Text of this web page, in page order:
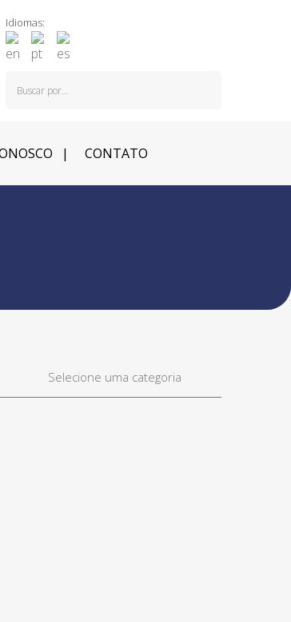
Idiomas:
CONTATO
Selecione uma categoria